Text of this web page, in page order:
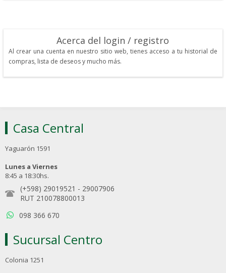
Acerca del login / registro
Al crear una cuenta en nuestro sitio web, tienes acceso a tu historial de
compras, lista de deseos y mucho más.
Casa Central
Yaguarón 1591
Lunes a Viernes
8:45 a 18:30hs.
(+598) 29019521 - 29007906
RUT 210078800013
098 366 670
Sucursal Centro
Colonia 1251